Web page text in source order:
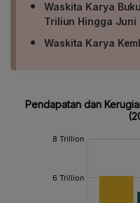
Waskita Karya
Triliun Hingga Juni
Waskita Karya